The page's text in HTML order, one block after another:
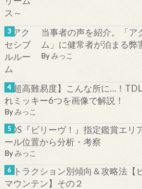
当事者の声を紹介。「ア
ム」に健常者が泊まる弊
Byみっこ
【超高難易度】こんな所に…！
れミッキー6つを画像で解説！
Byみっこ
TDS『ビリーヴ！』指定鑑賞エリ
ール位置から分析・考察
Byみっこ
アトラクション別傾向＆攻略法【
マウンテン】その２